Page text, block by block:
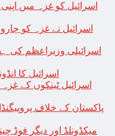
اسرائیل کو غزہ میں
اسرائیلی وزیراعظم
اسرائیل کا
اسرائیل ٹینکوں کے
پاکستان کے خلاف
میکڈونلڈ اور دیگر